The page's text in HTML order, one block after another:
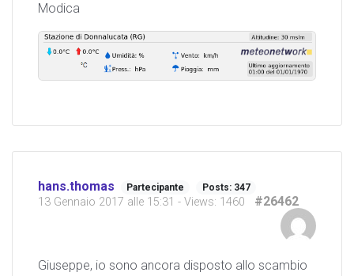
Modica
hans.thomas Partecipante Posts: 347
13 Gennaio 2017 alle 15:31 - Views: 1460 #26462
Giuseppe, io sono ancora disposto allo scambio